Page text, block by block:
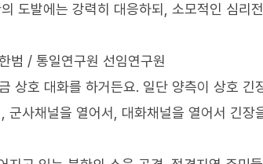
도발에는 강력히 대응하되, 소모적인 심리
범 / 통일연구원 선임연구원
상호 대화를 하거든요. 일단 양측이 상호
군사채널을 열어서, 대화채널을 열어서 긴장